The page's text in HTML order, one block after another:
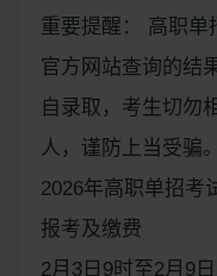
重要提醒： 高职单
官方网站查询的结
自录取，考生切勿
人，谨防上当受骗。
2026年高职单招考
报考及缴费
2月3日9时至2月9